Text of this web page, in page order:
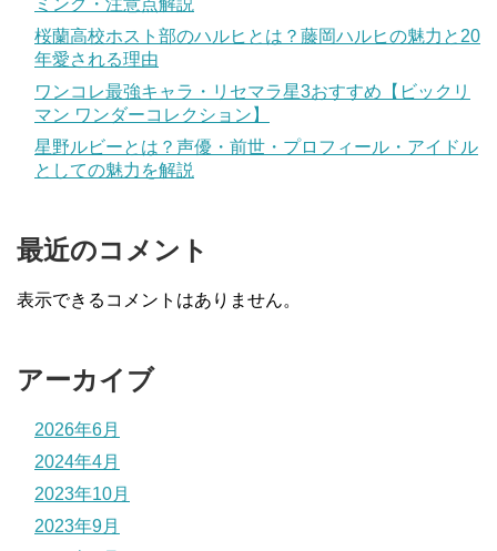
ミング・注意点解説
桜蘭高校ホスト部のハルヒとは？藤岡ハルヒの魅力と20
年愛される理由
ワンコレ最強キャラ・リセマラ星3おすすめ【ビックリ
マン ワンダーコレクション】
星野ルビーとは？声優・前世・プロフィール・アイドル
としての魅力を解説
最近のコメント
表示できるコメントはありません。
アーカイブ
2026年6月
2024年4月
2023年10月
2023年9月